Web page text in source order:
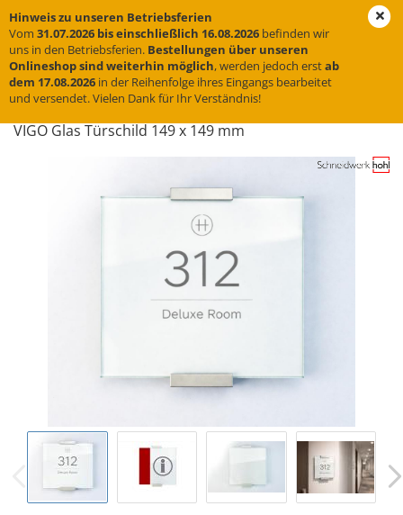
Hinweis zu unseren Betriebsferien
Vom 31.07.2026 bis einschließlich 16.08.2026 befinden wir
uns in den Betriebsferien. Bestellungen über unseren
Onlineshop sind weiterhin möglich, werden jedoch erstab
dem 17.08.2026 in der Reihenfolge ihres Eingangs bearbeitet
und versendet. Vielen Dank für Ihr Verständnis!
« Erster « zurück weiter »
Letzter »
6Artikel in dieser Kategorie
VIGO Glas Tür­schild 149 x 149 mm